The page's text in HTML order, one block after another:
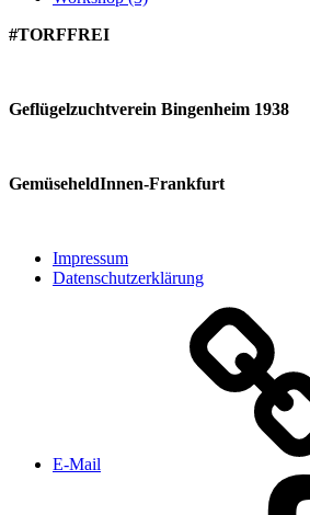
#TORFFREI
Geflügelzuchtverein Bingenheim 1938
GemüseheldInnen-Frankfurt
Impressum
Datenschutzerklärung
E‑Mail